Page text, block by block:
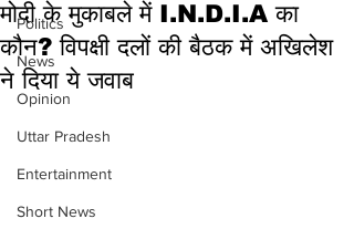
Politics
News
Opinion
Uttar Pradesh
Entertainment
Short News
मोदी के मुकाबले में I.N.D.I.A का
कौन? विपक्षी दलों की बैठक में अखिलेश
ने दिया ये जवाब